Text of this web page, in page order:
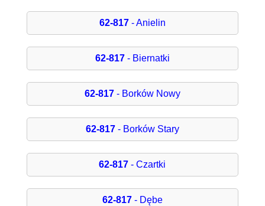
62-817- Anielin
62-817- Biernatki
62-817- Borków Nowy
62-817- Borków Stary
62-817 - Czartki
62-817- Dębe